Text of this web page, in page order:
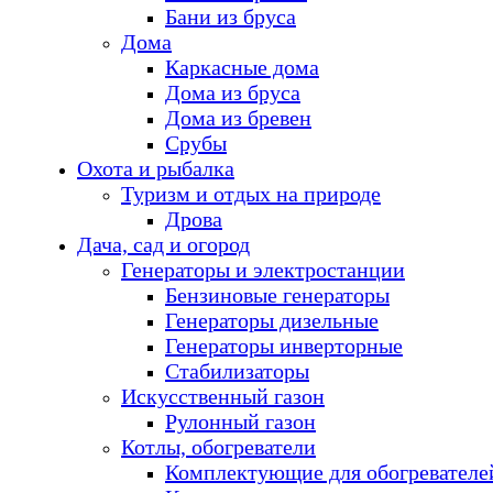
Бани из бруса
Дома
Каркасные дома
Дома из бруса
Дома из бревен
Срубы
Охота и рыбалка
Туризм и отдых на природе
Дрова
Дача, сад и огород
Генераторы и электростанции
Бензиновые генераторы
Генераторы дизельные
Генераторы инверторные
Стабилизаторы
Искусственный газон
Рулонный газон
Котлы, обогреватели
Комплектующие для